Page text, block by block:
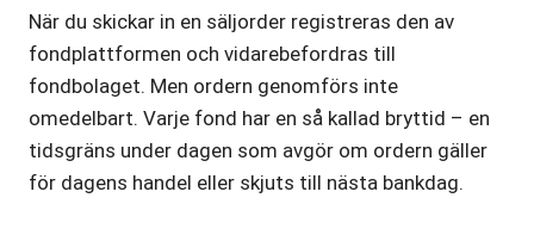
När du skickar in en säljorder registreras den av
fondplattformen och vidarebefordras till
fondbolaget. Men ordern genomförs inte
omedelbart. Varje fond har en så kallad bryttid – en
tidsgräns under dagen som avgör om ordern gäller
för dagens handel eller skjuts till nästa bankdag.